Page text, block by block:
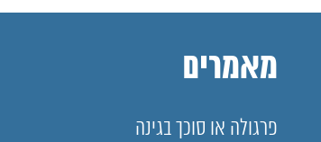
מאמרים
פרגולה או סוכך בגינה